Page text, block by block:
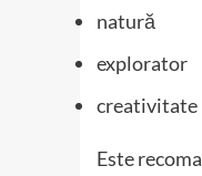
natură
explorator
creativitate
Este